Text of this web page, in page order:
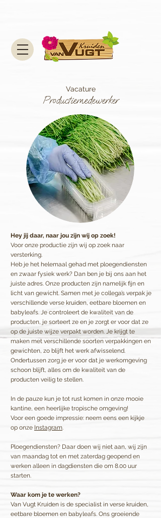
Vacature
Productiemedewerker
Hey jij daar, naar jou zijn wij op zoek!
Voor onze productie zijn wij op zoek naar
versterking.
Heb je het helemaal gehad met ploegendiensten
en zwaar fysiek werk? Dan ben je bij ons aan het
juiste adres. Onze producten zijn namelijk fijn en
licht van gewicht. Samen met je collega’s verpak je
verschillende verse kruiden, eetbare bloemen en
babyleafs. Je controleert de kwaliteit van de
producten, je sorteert ze en je zorgt er voor dat ze
op de juiste wijze verpakt worden. Je krijgt te
maken met verschillende soorten verpakkingen en
gewichten, zo blijft het werk afwisselend.
Ondertussen zorg je er voor dat je werkomgeving
schoon blijft, alles om de kwaliteit van de
producten veilig te stellen.
In de pauze kun je tot rust komen in onze mooie
kantine, een heerlijke tropische omgeving!
Voor een goede impressie: neem eens een kijkje
op onze Instagram.
Ploegendiensten? Daar doen wij niet aan, wij zijn
van maandag tot en met zaterdag geopend en
werken alleen in dagdiensten die om 8.00 uur
starten.
Waar kom je te werken?
Van Vugt Kruiden is de specialist in verse kruiden,
eetbare bloemen en babyleafs. Ons groeiende